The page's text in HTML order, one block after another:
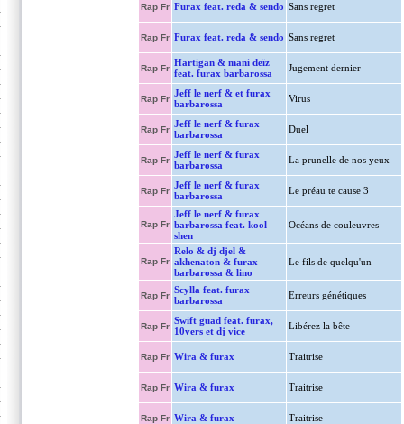
Rap Fr Furax feat. reda & sendo Sans regret
Rap Fr Furax feat. reda & sendo Sans regret
Rap Fr
Hartigan & mani deïz
feat. furax barbarossa
Jugement dernier
Rap Fr
Jeff le nerf & et furax
barbarossa
Virus
Rap Fr
Jeff le nerf & furax
barbarossa
Duel
Rap Fr
Jeff le nerf & furax
barbarossa
La prunelle de nos yeux
Rap Fr
Jeff le nerf & furax
barbarossa
Le préau te cause 3
Rap Fr
Jeff le nerf & furax
barbarossa feat. kool
shen
Océans de couleuvres
Rap Fr
Relo & dj djel &
akhenaton & furax
barbarossa & lino
Le fils de quelqu'un
Rap Fr
Scylla feat. furax
barbarossa
Erreurs génétiques
Rap Fr
Swift guad feat. furax,
10vers et dj vice
Libérez la bête
Rap Fr Wira & furax Traitrise
Rap Fr Wira & furax Traitrise
Rap Fr Wira & furax Traitrise